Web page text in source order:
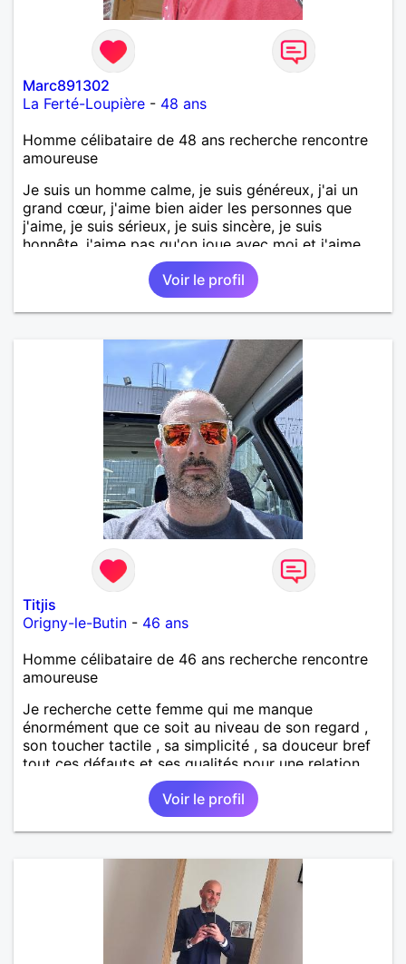
Marc891302
La Ferté-Loupière - 48 ans
Homme célibataire de 48 ans recherche rencontre
amoureuse
Je suis un homme calme, je suis généreux, j'ai un
grand cœur, j'aime bien aider les personnes que
j'aime, je suis sérieux, je suis sincère, je suis
honnête, j'aime pas qu'on joue avec moi et j'aime
pas les mensonges. Je cherche une relation
amoureuse et sérieuse.Voir le profil
Titjis
Origny-le-Butin - 46 ans
Homme célibataire de 46 ans recherche rencontre
amoureuse
Je recherche cette femme qui me manque
énormément que ce soit au niveau de son regard ,
son toucher tactile , sa simplicité , sa douceur bref
tout ces défauts et ses qualités pour une relation
Voir le profil